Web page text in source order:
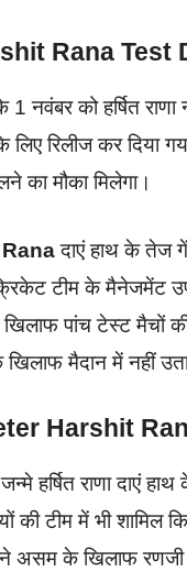
Rana Test
1 नवंबर को हर्षित
रिलीज कर दिया
का मौका मिलेगा।
Ranaदाएं हाथ के तेज
क्रिकेट टीम के
पांच टेस्ट मैचों
मैदान में नहीं
Harshit
हर्षित राणा दाएं
की टीम में भी शामिल
असम के खिलाफ रणजी